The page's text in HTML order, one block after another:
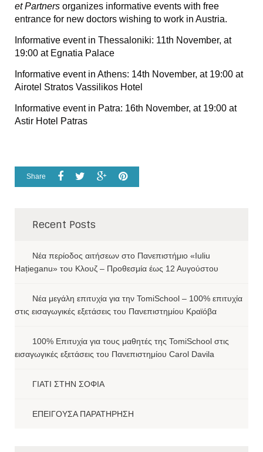
et Partners organizes informative events with free
entrance for new doctors wishing to work in Austria.
Informative event in Thessaloniki: 11th November, at
19:00 at Egnatia Palace
Informative event in Athens: 14th November, at 19:00 at
Airotel Stratos Vassilikos Hotel
Informative event in Patra: 16th November, at 19:00 at
Astir Hotel Patras
Share
Recent Posts
Νέα περίοδος αιτήσεων στο Πανεπιστήμιο «Iuliu
Hațieganu» του Κλουζ – Προθεσμία έως 12 Αυγούστου
Νέα μεγάλη επιτυχία για την TomiSchool – 100% επιτυχία
στις εισαγωγικές εξετάσεις του Πανεπιστημίου Κραϊόβα
100% Επιτυχία για τους μαθητές της TomiSchool στις
εισαγωγικές εξετάσεις του Πανεπιστημίου Carol Davila
ΓΙΑΤΙ ΣΤΗΝ ΣΟΦΙΑ
ΕΠΕΙΓΟΥΣΑ ΠΑΡΑΤΗΡΗΣΗ